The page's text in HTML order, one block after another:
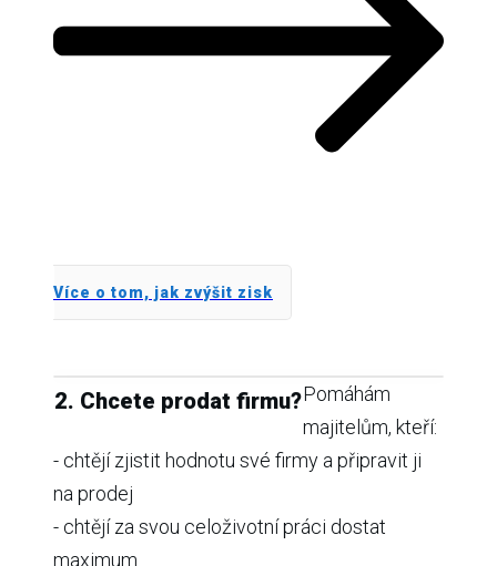
Více o tom, jak zvýšit zisk
2. Chcete prodat firmu?Pomáhám
majitelům, kteří:
- chtějí zjistit hodnotu své firmy a připravit ji
na prodej
- chtějí za svou celoživotní práci dostat
maximum